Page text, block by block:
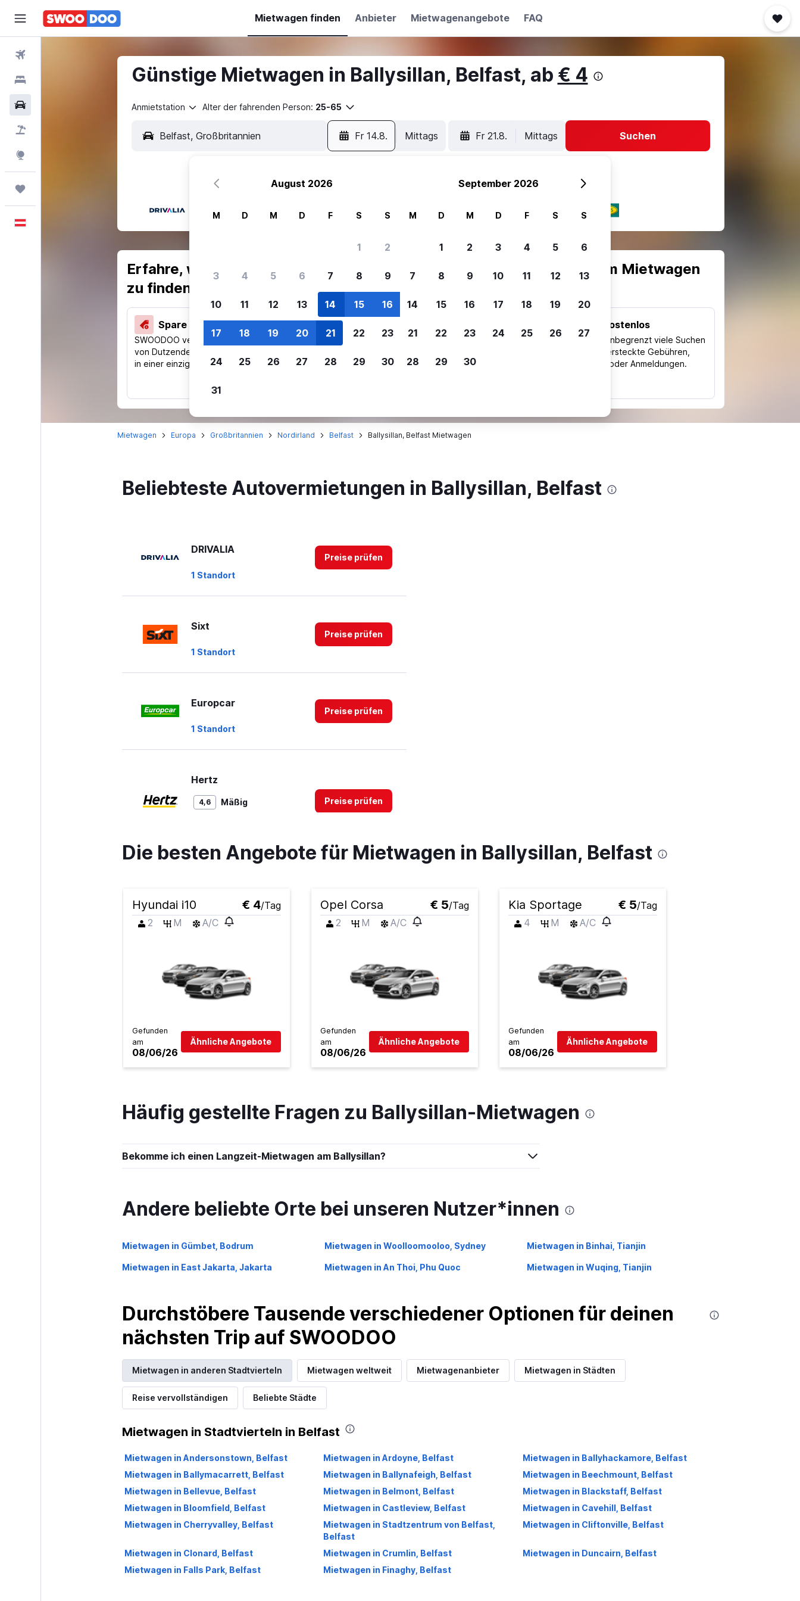
Mietwagen finden Anbieter Mietwagenangebote FAQ
Günstige Mietwagen in Ballysillan, Belfast, ab € 4
Anmietstation Alter der fahrenden Person: 25-65
Fr 14.8. Mittags Fr 21.8. Mittags Suchen
Erfahre, warum unsere Reisenden sich für SWOODOO entscheiden, um Mietwagen
zu finden.
Spare 40 % und mehr
SWOODOO vergleicht Preise
von Dutzenden Reise-Websites
in einer einzigen Suche.
Preisalarm
Lass dich benachrichtigen,
um kein tolles Angebot zu
Anpassung von Trips
Mietwagenergebnisse nach
Kostenlos
Nutze unbegrenzt viele Suchen
ohne versteckte Gebühren,
Kosten oder Anmeldungen.
Mietwagen Europa Großbritannien Nordirland Belfast Ballysillan, Belfast Mietwagen
Beliebteste Autovermietungen in Ballysillan, Belfast
DRIVALIA
1 Standort
Preise prüfen
Sixt
1 Standort
Preise prüfen
Europcar
1 Standort
Preise prüfen
Hertz
4,6
Mäßig
Preise prüfen
2 Standorte
3 Standorte
Preise prüfen
Sunnycars
Preise prüfen
Die besten Angebote für Mietwagen in Ballysillan, Belfast
Hyundai i10 € 4/Tag
2
M A/C
Gefunden
am
08/06/26
Ähnliche Angebote
Opel Corsa € 5/Tag
2
M A/C
Gefunden
am
08/06/26
Ähnliche Angebote
Kia Sportage € 5/Tag
4
M A/C
Gefunden
am
08/06/26
Ähnliche Angebote
Häufig gestellte Fragen zu Ballysillan-Mietwagen
Bekomme ich einen Langzeit-Mietwagen am Ballysillan?
Andere beliebte Orte bei unseren Nutzer*innen
Mietwagen in Gümbet, Bodrum Mietwagen in Woolloomooloo, Sydney Mietwagen in Binhai, Tianjin
Mietwagen in East Jakarta, Jakarta Mietwagen in An Thoi, Phu Quoc Mietwagen in Wuqing, Tianjin
Durchstöbere Tausende verschiedener Optionen für deinen
nächsten Trip auf SWOODOO
Mietwagen in anderen Stadtvierteln Mietwagen weltweit Mietwagenanbieter Mietwagen in Städten
Reise vervollständigen Beliebte Städte
Mietwagen in Stadtvierteln in Belfast
Mietwagen in Andersonstown, Belfast Mietwagen in Ardoyne, Belfast
Mietwagen in Ballyhackamore, Belfast
Mietwagen in Ballymacarrett, Belfast
Mietwagen in Ballynafeigh, Belfast
Mietwagen in Beechmount, Belfast
Mietwagen in Bellevue, Belfast
Mietwagen in Belmont, Belfast
Mietwagen in Blackstaff, Belfast
Mietwagen in Bloomfield, Belfast
Mietwagen in Castleview, Belfast
Mietwagen in Cavehill, Belfast
Mietwagen in Cherryvalley, Belfast
Mietwagen in Stadtzentrum von Belfast,
Belfast
Mietwagen in Cliftonville, Belfast
Mietwagen in Clonard, Belfast Mietwagen in Crumlin, Belfast
Mietwagen in Duncairn, Belfast
Mietwagen in Falls Park, Belfast
Mietwagen in Finaghy, Belfast
August 2026
M D M D F S S
1 2
3 4 5 6 7 8 9
10 11 12 13 14 15 16
17 18 19 20 21 22 23
24 25 26 27 28 29 30
31
September 2026
M D M D F S S
1 2 3 4 5 6
7 8 9 10 11 12 13
14 15 16 17 18 19 20
21 22 23 24 25 26 27
28 29 30